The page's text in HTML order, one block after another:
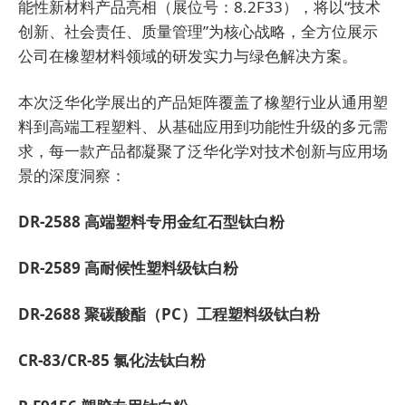
能性新材料产品亮相（展位号：8.2F33），将以“技术
创新、社会责任、质量管理”为核心战略，全方位展示
公司在橡塑材料领域的研发实力与绿色解决方案。
本次泛华化学展出的产品矩阵覆盖了橡塑行业从通用塑
料到高端工程塑料、从基础应用到功能性升级的多元需
求，每一款产品都凝聚了泛华化学对技术创新与应用场
景的深度洞察：
DR-2588 高端塑料专用金红石型钛白粉
DR-2589 高耐候性塑料级钛白粉
DR-2688 聚碳酸酯（PC）工程塑料级钛白粉
CR-83/CR-85 氯化法钛白粉